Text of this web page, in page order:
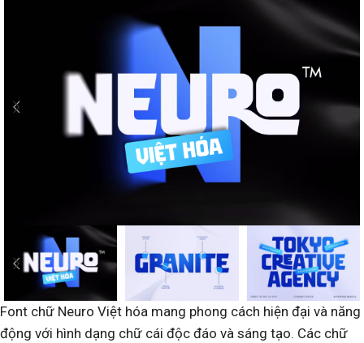
Font chữ Neuro Việt hóa mang phong cách hiện đại và năng
động với hình dạng chữ cái độc đáo và sáng tạo. Các chữ